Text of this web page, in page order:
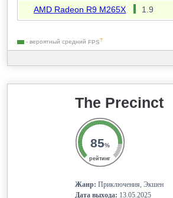
AMD Radeon R9 M265X 1.9
- вероятный средний FPS?
The Precinct
85%
рейтинг
Жанр: Приключения, Экшен
Дата выхода: 13.05.2025